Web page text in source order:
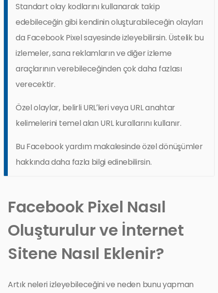
Standart olay kodlarını kullanarak takip
edebileceğin gibi kendinin oluşturabileceğin olayları
da Facebook Pixel sayesinde izleyebilirsin. Üstelik bu
izlemeler, sana reklamların ve diğer izleme
araçlarının verebileceğinden çok daha fazlası
verecektir.
Özel olaylar, belirli URL’leri veya URL anahtar
kelimelerini temel alan URL kurallarını kullanır.
Bu Facebook yardım makalesinde özel dönüşümler
hakkında daha fazla bilgi edinebilirsin.
Facebook Pixel Nasıl
Oluşturulur ve İnternet
Sitene Nasıl Eklenir?
Artık neleri izleyebileceğini ve neden bunu yapman